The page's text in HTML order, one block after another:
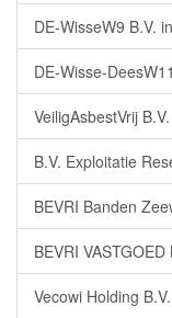
DE-WisseW9 B.V.
DE-Wisse-
VeiligAsbestVrij
B.V. Exploitatie
BEVRI Banden
BEVRI
Vecowi Holding